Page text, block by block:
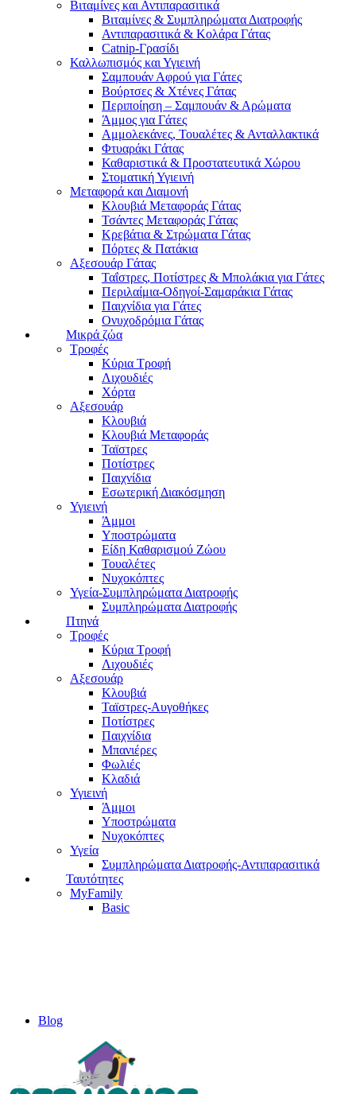
Βιταμίνες και Αντιπαρασιτικά
Βιταμίνες & Συμπληρώματα Διατροφής
Αντιπαρασιτικά & Κολάρα Γάτας
Catnip-Γρασίδι
Καλλωπισμός και Υγιεινή
Σαμπουάν Αφρού για Γάτες
Βούρτσες & Χτένες Γάτας
Περιποίηση – Σαμπουάν & Αρώματα
Άμμος για Γάτες
Αμμολεκάνες, Τουαλέτες & Ανταλλακτικά
Φτυαράκι Γάτας
Καθαριστικά & Προστατευτικά Χώρου
Στοματική Υγιεινή
Μεταφορά και Διαμονή
Κλουβιά Μεταφοράς Γάτας
Τσάντες Μεταφοράς Γάτας
Κρεβάτια & Στρώματα Γάτας
Πόρτες & Πατάκια
Αξεσουάρ Γάτας
Ταΐστρες, Ποτίστρες & Μπολάκια για Γάτες
Περιλαίμια-Οδηγοί-Σαμαράκια Γάτας
Παιχνίδια για Γάτες
Ονυχοδρόμια Γάτας
Μικρά ζώα
Τροφές
Κύρια Τροφή
Λιχουδιές
Χόρτα
Αξεσουάρ
Κλουβιά
Κλουβιά Μεταφοράς
Ταϊστρες
Ποτίστρες
Παιχνίδια
Εσωτερική Διακόσμηση
Υγιεινή
Άμμοι
Υποστρώματα
Είδη Καθαρισμού Ζώου
Τουαλέτες
Νυχοκόπτες
Υγεία-Συμπληρώματα Διατροφής
Συμπληρώματα Διατροφής
Πτηνά
Τροφές
Κύρια Τροφή
Λιχουδιές
Αξεσουάρ
Κλουβιά
Ταϊστρες-Αυγοθήκες
Ποτίστρες
Παιχνίδια
Μπανιέρες
Φωλιές
Κλαδιά
Υγιεινή
Άμμοι
Υποστρώματα
Νυχοκόπτες
Υγεία
Συμπληρώματα Διατροφής-Αντιπαρασιτικά
Ταυτότητες
MyFamily
Basic
Blog